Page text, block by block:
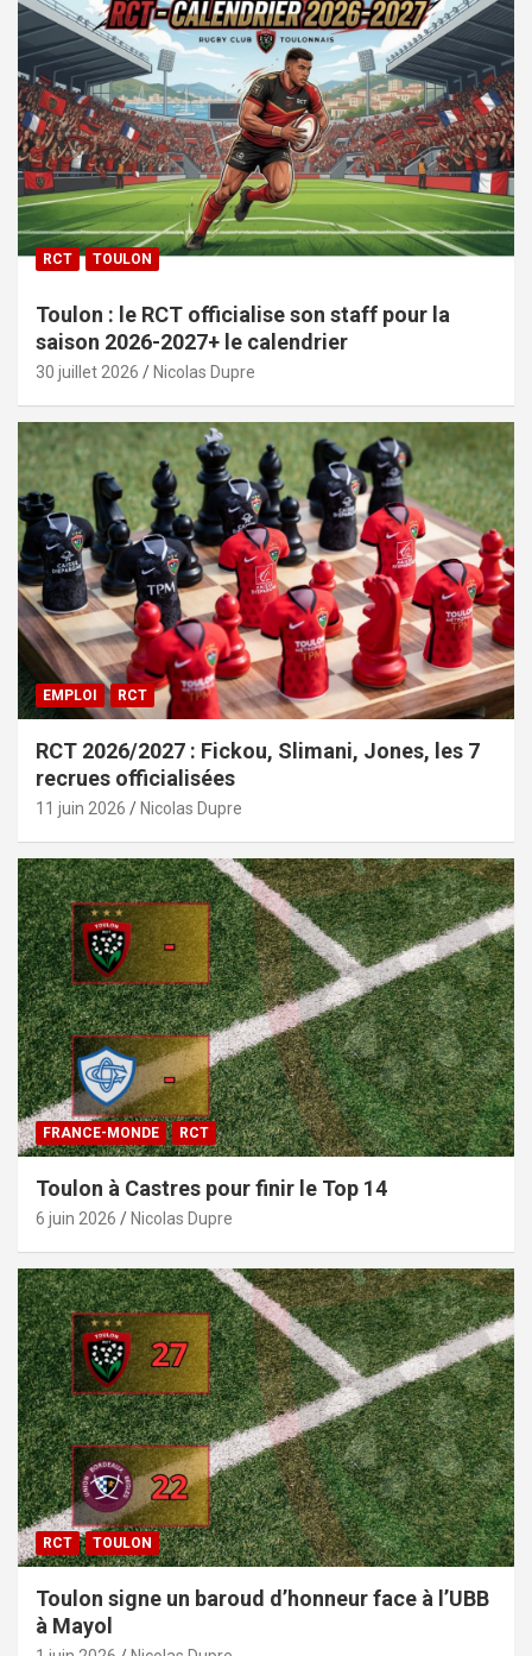
RCT TOULON
Toulon : le RCT officialise son staff pour la
saison 2026-2027+ le calendrier
30 juillet 2026 Nicolas Dupre
EMPLOI RCT
RCT 2026/2027 : Fickou, Slimani, Jones, les 7
recrues officialisées
11 juin 2026 Nicolas Dupre
FRANCE-MONDE RCT
Toulon à Castres pour finir le Top 14
6 juin 2026 Nicolas Dupre
RCT TOULON
Toulon signe un baroud d’honneur face à l’UBB
à Mayol